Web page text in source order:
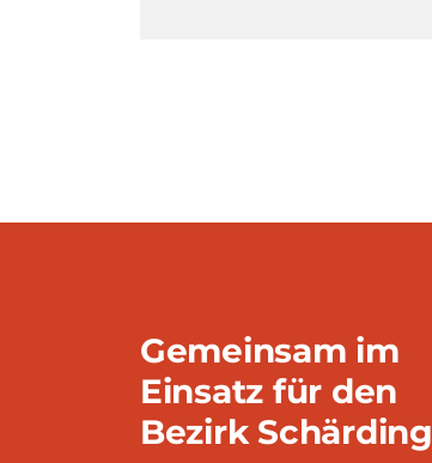
Gemeinsam im
Einsatz für den
Bezirk Schärding